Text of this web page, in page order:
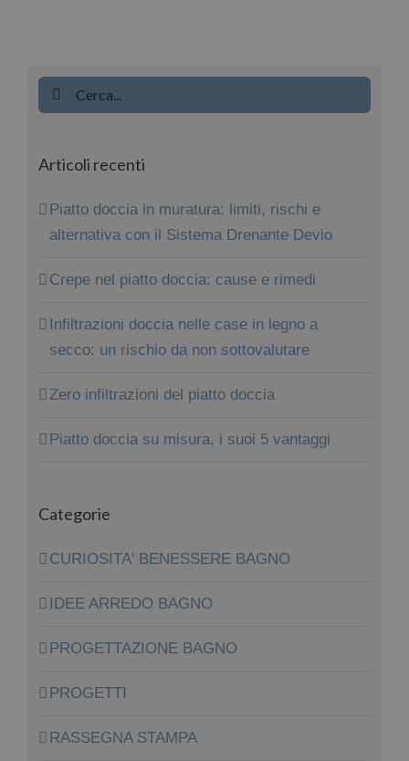
Cerca
per:
Articoli recenti
Piatto doccia in muratura: limiti, rischi e
alternativa con il Sistema Drenante Devio
Crepe nel piatto doccia: cause e rimedi
Infiltrazioni doccia nelle case in legno a
secco: un rischio da non sottovalutare
Zero infiltrazioni del piatto doccia
Piatto doccia su misura, i suoi 5 vantaggi
Categorie
CURIOSITA' BENESSERE BAGNO
IDEE ARREDO BAGNO
PROGETTAZIONE BAGNO
PROGETTI
RASSEGNA STAMPA